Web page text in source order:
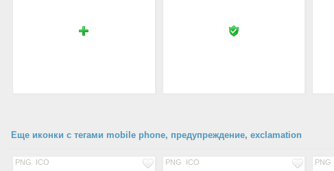
Еще иконки с тегами mobile phone, предупреждение, exclamation
PNG ICO PNG ICO PNG